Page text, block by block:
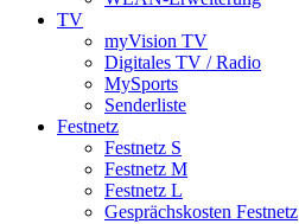
TV
myVision TV
Digitales TV / Radio
MySports
Senderliste
Festnetz
Festnetz S
Festnetz M
Festnetz L
Gesprächskosten Festnetz